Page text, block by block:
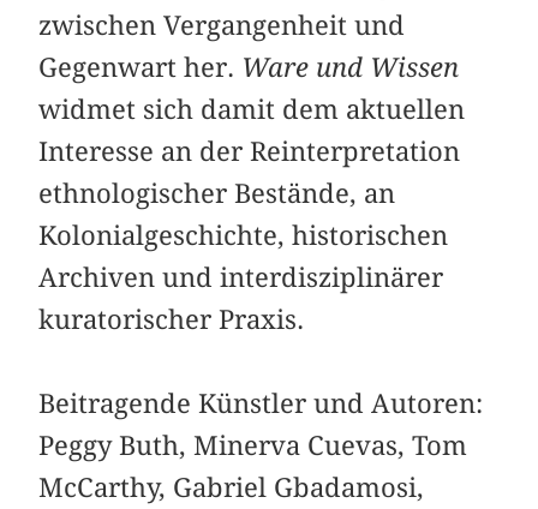
zwischen Vergangenheit und
Gegenwart her. Ware und Wissen
widmet sich damit dem aktuellen
Interesse an der Reinterpretation
ethnologischer Bestände, an
Kolonialgeschichte, historischen
Archiven und interdisziplinärer
kuratorischer Praxis.
Beitragende Künstler und Autoren:
Peggy Buth, Minerva Cuevas, Tom
McCarthy, Gabriel Gbadamosi,